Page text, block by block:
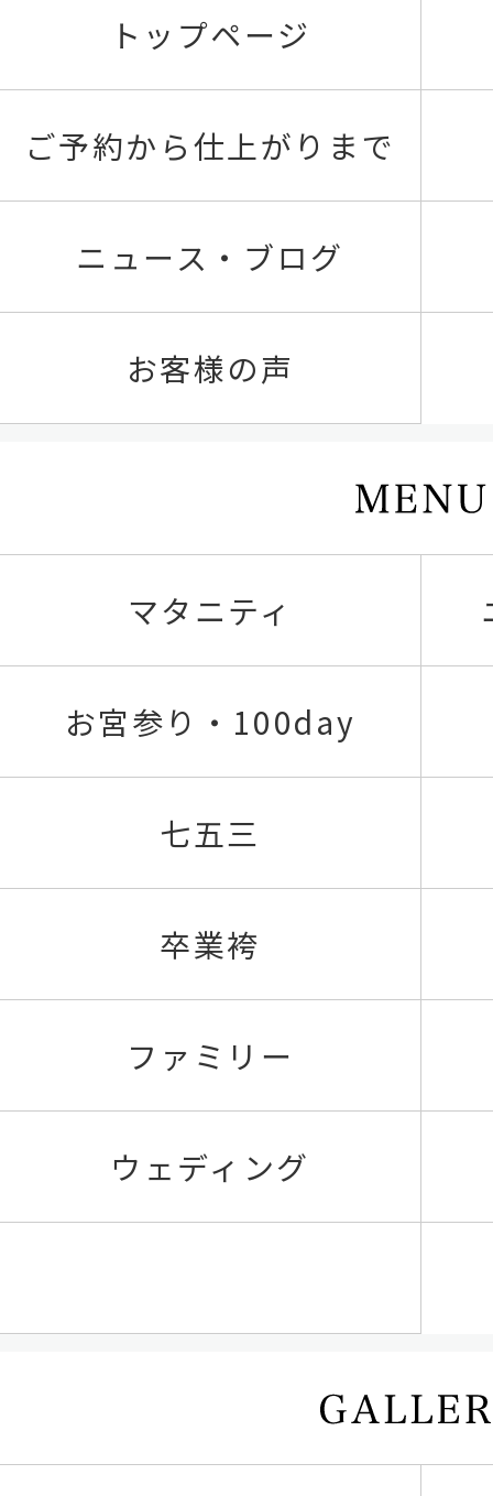
トップページ
ご予約から仕上がりまで
ニュース・ブログ
お客様の声
マタニティ
お宮参り・100day
七五三
卒業袴
ファミリー
ウェディング